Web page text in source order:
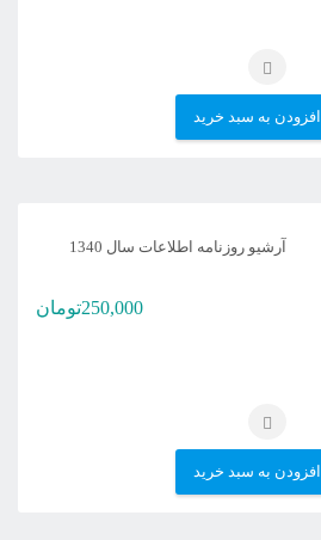
افزودن به سبد خرید
آرشیو روزنامه اطلاعات سال 1340
250,000تومان
افزودن به سبد خرید